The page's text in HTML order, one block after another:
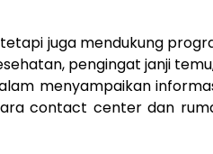
juga mendukung
pengingat janji
menyampaikan
contact center dan